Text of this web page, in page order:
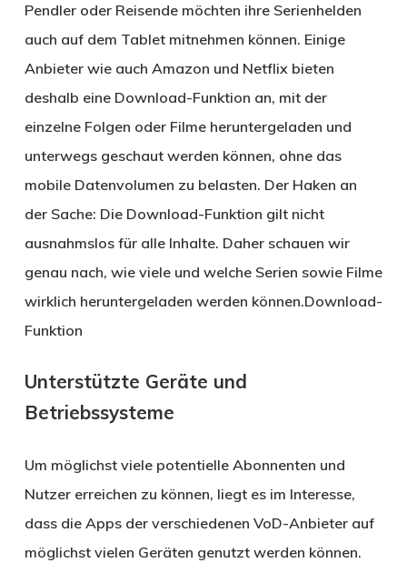
Pendler oder Reisende möchten ihre Serienhelden
auch auf dem Tablet mitnehmen können. Einige
Anbieter wie auch Amazon und Netflix bieten
deshalb eine Download-Funktion an, mit der
einzelne Folgen oder Filme heruntergeladen und
unterwegs geschaut werden können, ohne das
mobile Datenvolumen zu belasten. Der Haken an
der Sache: Die Download-Funktion gilt nicht
ausnahmslos für alle Inhalte. Daher schauen wir
genau nach, wie viele und welche Serien sowie Filme
wirklich heruntergeladen werden können.Download-
Funktion
Unterstützte Geräte und
Betriebssysteme
Um möglichst viele potentielle Abonnenten und
Nutzer erreichen zu können, liegt es im Interesse,
dass die Apps der verschiedenen VoD-Anbieter auf
möglichst vielen Geräten genutzt werden können.